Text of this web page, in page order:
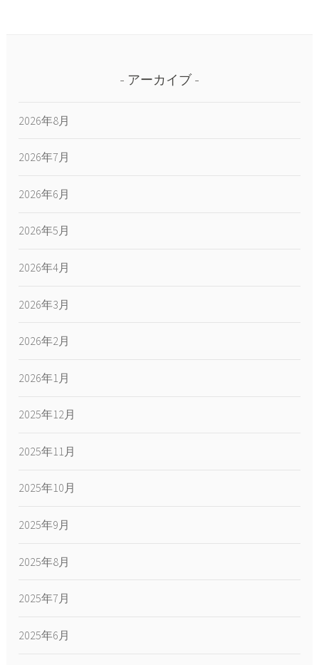
アーカイブ
2026年8月
2026年7月
2026年6月
2026年5月
2026年4月
2026年3月
2026年2月
2026年1月
2025年12月
2025年11月
2025年10月
2025年9月
2025年8月
2025年7月
2025年6月